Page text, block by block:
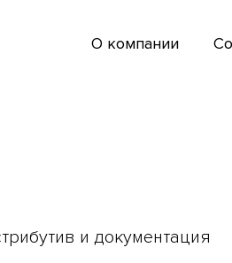
О компании
и документация